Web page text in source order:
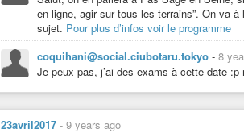
en ligne, agir sur tous les terrains”. On va
sujet. Pour plus d’infos voir le programme
coquihani@social.ciubotaru.tokyo - 8
Je peux pas, j’ai des exams à cette date :p
23avril2017 - 9 years ago